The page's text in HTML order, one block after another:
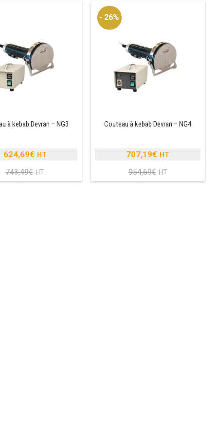
à kebab Devran – NG3
743,49€
prix
624,69€
Le
- 26%
Couteau à kebab Devran – NG4
954,69€
prix
707,19€
Le